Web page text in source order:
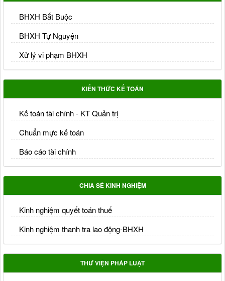
BHXH Bắt Buộc
BHXH Tự Nguyện
Xử lý vi phạm BHXH
KIẾN THỨC KẾ TOÁN
Kế toán tài chính - KT Quản trị
Chuẩn mực kế toán
Báo cáo tài chính
CHIA SẺ KINH NGHIỆM
Kinh nghiệm quyết toán thuế
Kinh nghiệm thanh tra lao động-BHXH
THƯ VIỆN PHÁP LUẬT